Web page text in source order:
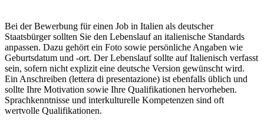
Bei der Bewerbung für einen Job in Italien als deutscher
Staatsbürger sollten Sie den Lebenslauf an italienische Standards
anpassen. Dazu gehört ein Foto sowie persönliche Angaben wie
Geburtsdatum und -ort. Der Lebenslauf sollte auf Italienisch verfasst
sein, sofern nicht explizit eine deutsche Version gewünscht wird.
Ein Anschreiben (lettera di presentazione) ist ebenfalls üblich und
sollte Ihre Motivation sowie Ihre Qualifikationen hervorheben.
Sprachkenntnisse und interkulturelle Kompetenzen sind oft
wertvolle Qualifikationen.